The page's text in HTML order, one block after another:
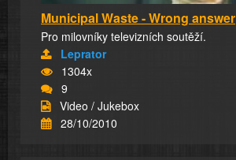
Municipal Waste - Wrong answer
Pro milovníky televizních soutěží.
Leprator
1304x
9
Video / Jukebox
28/10/2010